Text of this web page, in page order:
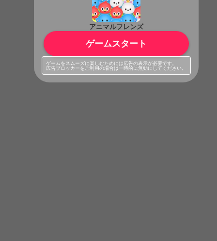
アニマルフレンズ
ゲームスタート
ゲームをスムーズに楽しむためには広告の表示が必要です。
広告ブロッカーをご利用の場合は一時的に無効にしてください。